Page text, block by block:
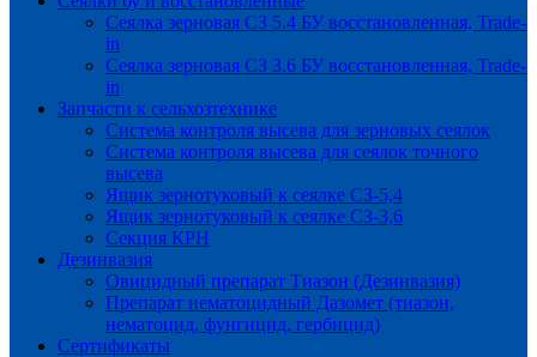
Сеялка зерновая СЗ 5.4 БУ восстановленная, Trade-
in
Сеялка зерновая СЗ 3.6 БУ восстановленная, Trade-
in
Запчасти к сельхозтехнике
Система контроля высева для зерновых сеялок
Система контроля высева для сеялок точного
высева
Ящик зернотуковый к сеялке СЗ-5,4
Ящик зернотуковый к сеялке СЗ-3,6
Секция КРН
Дезинвазия
Овицидный препарат Тиазон (Дезинвазия)
Препарат нематоцидный Дазомет (тиазон,
нематоцид, фунгицид, гербицид)
Сертификаты